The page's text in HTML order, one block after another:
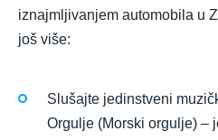
iznajmljivanjem automobila u
još više:
Slušajte jedinstveni
Orgulje (Morski orgulje) –